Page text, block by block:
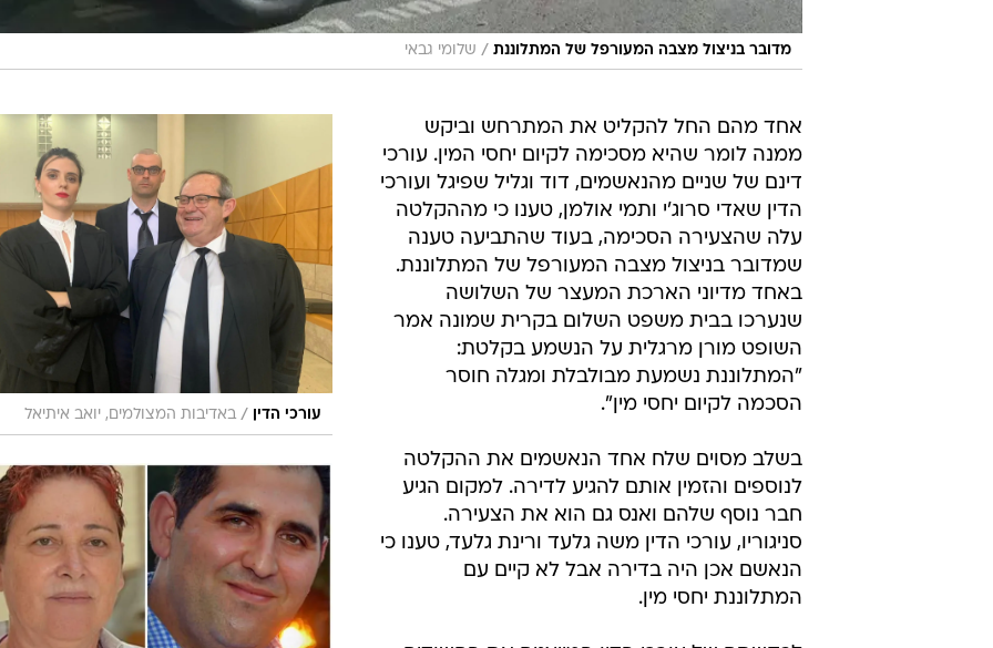
מדובר בניצול מצבה המעורפל של המתלוננת / שלומי גבאי
עורכי הדין / באדיבות המצולמים, יואב איתיאל
אחד מהם החל להקליט את המתרחש וביקש
ממנה לומר שהיא מסכימה לקיום יחסי המין. עורכי
דינם של שניים מהנאשמים, דוד וגליל שפיגל ועורכי
הדין שאדי סרוג'י ותמי אולמן, טענו כי מההקלטה
עלה שהצעירה הסכימה, בעוד שהתביעה טענה
שמדובר בניצול מצבה המעורפל של המתלוננת.
באחד מדיוני הארכת המעצר של השלושה
שנערכו בבית משפט השלום בקרית שמונה אמר
השופט מורן מרגלית על הנשמע בקלטת:
"המתלוננת נשמעת מבולבלת ומגלה חוסר
הסכמה לקיום יחסי מין".
בשלב מסוים שלח אחד הנאשמים את ההקלטה
לנוספים והזמין אותם להגיע לדירה. למקום הגיע
חבר נוסף שלהם ואנס גם הוא את הצעירה.
סניגוריו, עורכי הדין משה גלעד ורינת גלעד, טענו כי
הנאשם אכן היה בדירה אבל לא קיים עם
המתלוננת יחסי מין.